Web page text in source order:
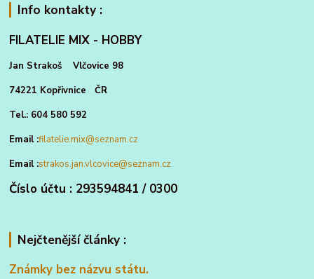
Info kontakty :
FILATELIE MIX - HOBBY
Jan Strakoš Vlčovice 98
74221 Kopřivnice ČR
Tel.: 604 580 592
Email :filatelie.mix@seznam.cz
Email :strakos.jan.vlcovice@seznam.cz
Číslo účtu : 293594841 / 0300
Nejčtenější články :
Známky bez názvu státu.